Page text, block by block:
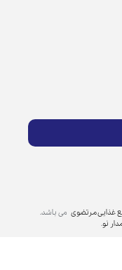
غذایی مرتضوی می باشد.
نو.